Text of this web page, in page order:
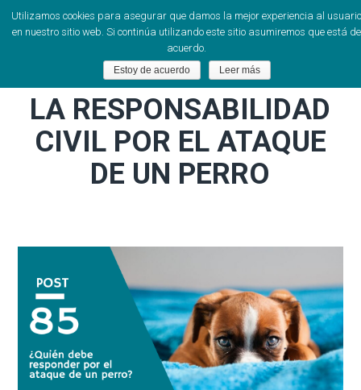
LA RESPONSABILIDAD
CIVIL POR EL ATAQUE
DE UN PERRO
Utilizamos cookies para asegurar que damos la mejor experiencia al usuario
en nuestro sitio web. Si continúa utilizando este sitio asumiremos que está de
acuerdo.
Estoy de acuerdo Leer más